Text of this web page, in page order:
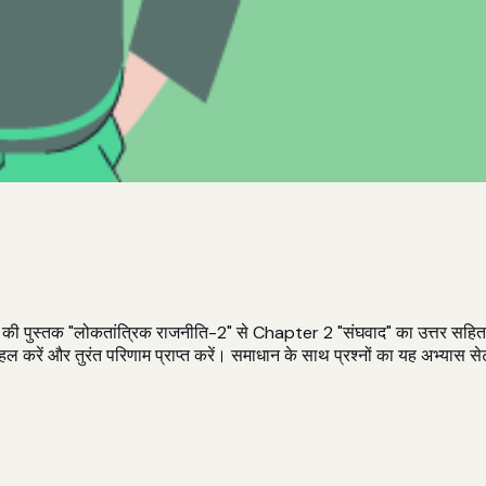
"लोकतांत्रिक राजनीति-2" से Chapter 2 "संघवाद" का उत्तर सहित
करें और तुरंत परिणाम प्राप्त करें। समाधान के साथ प्रश्नों का यह